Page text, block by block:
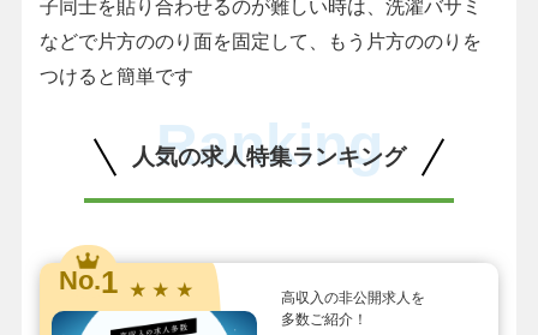
子同士を貼り合わせるのが難しい時は、洗濯バサミ
などで片方ののり面を固定して、もう片方ののりを
つけると簡単です
人気の求人特集ランキング
Ranking
No.1 ★ ★ ★
高収入の非公開求人を
多数ご紹介！